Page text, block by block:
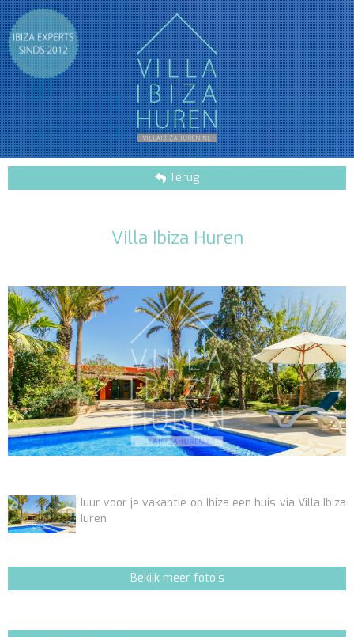
Terug
Villa Ibiza Huren
Huur voor je vakantie op Ibiza een huis via Villa Ibiza
Huren
Bekijk meer foto's